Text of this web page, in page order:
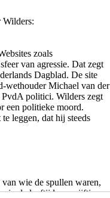
Wilders:
zoals
van agressie. Dat zegt
Dagblad. De site
wethouder Michael van der
PvdA politici. Wilders zegt
een politieke moord.
leggen, dat hij steeds
wie de spullen waren,
in de leeftijd van vijftien